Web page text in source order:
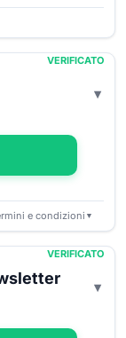
VERIFICATO
e condizioni ▼
VERIFICATO